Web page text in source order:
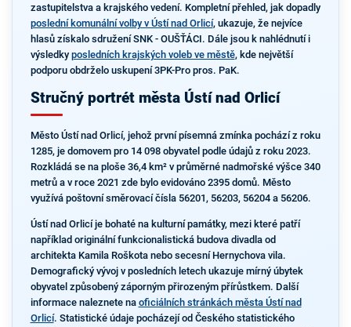
zastupitelstva a krajského vedení. Kompletní přehled, jak dopadly
poslední komunální volby v Ústí nad Orlicí, ukazuje, že nejvíce
hlasů získalo sdružení SNK - OUŠŤÁCI. Dále jsou k nahlédnutí i
výsledky posledních krajských voleb ve městě, kde největší
podporu obdrželo uskupení 3PK-Pro pros. PaK.
Stručný portrét města Ústí nad Orlicí
Město Ústí nad Orlicí, jehož první písemná zmínka pochází z roku
1285, je domovem pro 14 098 obyvatel podle údajů z roku 2023.
Rozkládá se na ploše 36,4 km² v průměrné nadmořské výšce 340
metrů a v roce 2021 zde bylo evidováno 2395 domů. Město
využívá poštovní směrovací čísla 56201, 56203, 56204 a 56206.
Ústí nad Orlicí je bohaté na kulturní památky, mezi které patří
například originální funkcionalistická budova divadla od
architekta Kamila Roškota nebo secesní Hernychova vila.
Demografický vývoj v posledních letech ukazuje mírný úbytek
obyvatel způsobený záporným přirozeným přírůstkem. Další
informace naleznete na oficiálních stránkách města Ústí nad
Orlicí. Statistické údaje pocházejí od Českého statistického